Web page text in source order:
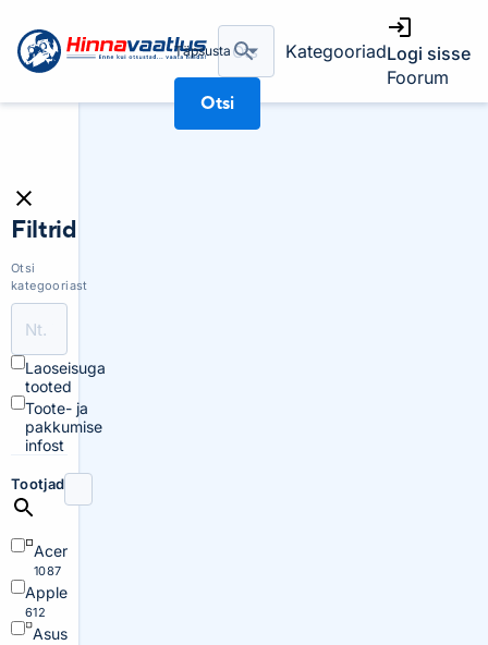
Täpsusta
Otsi
KategooriadLogi sisse
Foorum
Filtrid
Otsi
kategooriast
Laoseisuga
tooted
Toote- ja
pakkumise
infost
Tootjad
Acer
1087
Apple
612
Asus